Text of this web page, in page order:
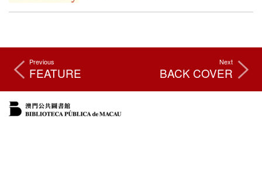
Previous
FEATURE
Next
BACK COVER